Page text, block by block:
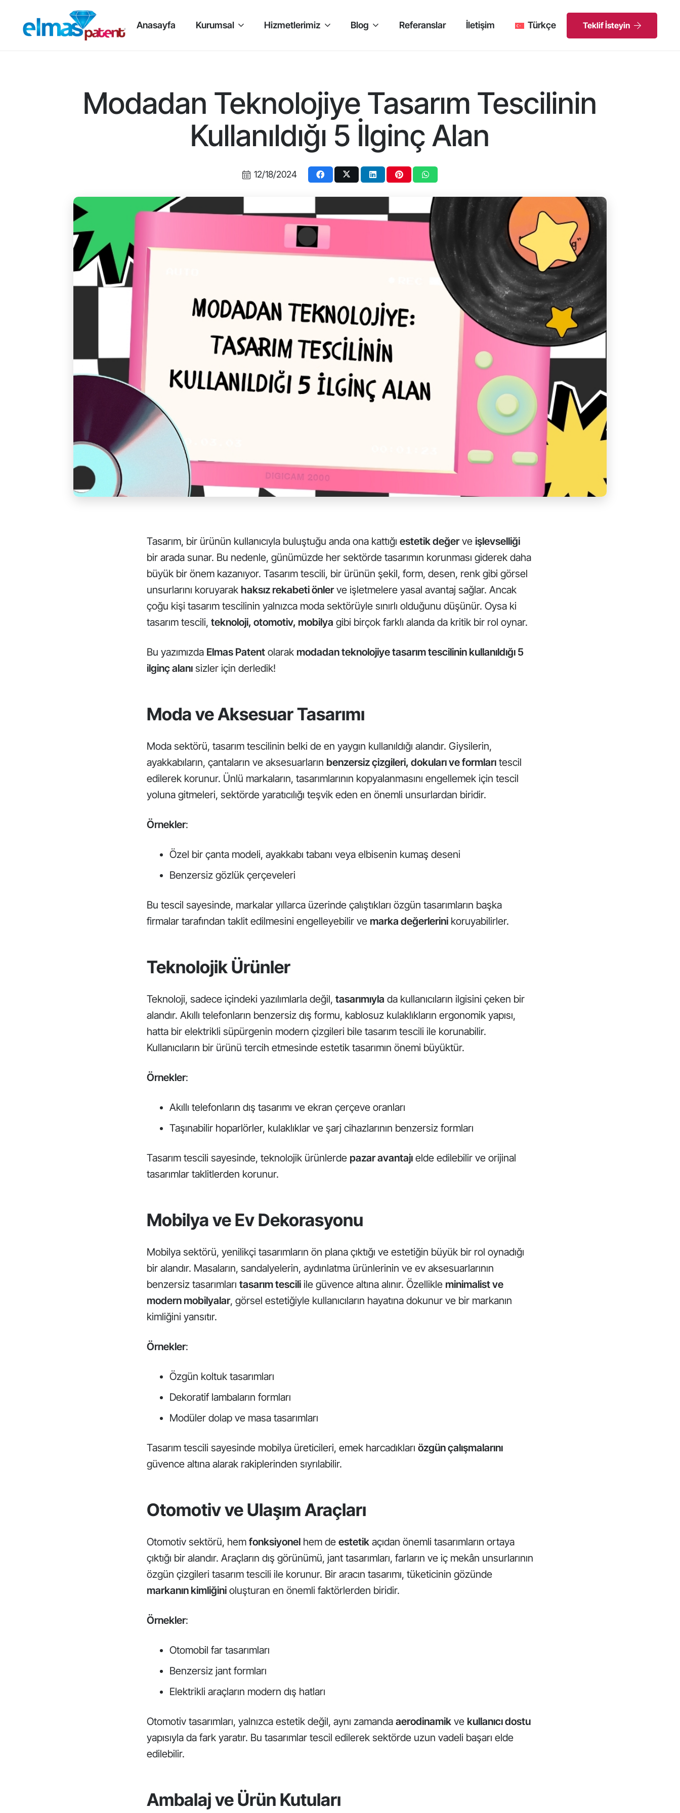
Anasayfa Kurumsal Hizmetlerimiz Blog Referanslar İletişim Türkçe Teklif İsteyin
Modadan Teknolojiye Tasarım Tescilinin
Kullanıldığı 5 İlginç Alan
12/18/2024
Tasarım, bir ürünün kullanıcıyla buluştuğu anda ona kattığı estetik değerve işlevselliği
bir arada sunar. Bu nedenle, günümüzde her sektörde tasarımın korunması giderek daha
büyük bir önem kazanıyor. Tasarım tescili, bir ürünün şekil, form, desen, renk gibi görsel
unsurlarını koruyarak haksız rekabeti önlerve işletmelere yasal avantaj sağlar. Ancak
çoğu kişi tasarım tescilinin yalnızca moda sektörüyle sınırlı olduğunu düşünür. Oysa ki
tasarım tescili, teknoloji, otomotiv, mobilya gibi birçok farklı alanda da kritik bir rol oynar.
Bu yazımızda Elmas Patent olarak modadan teknolojiye tasarım tescilinin kullanıldığı 5
ilginç alanı sizler için derledik!
Moda ve Aksesuar Tasarımı
Moda sektörü, tasarım tescilinin belki de en yaygın kullanıldığı alandır. Giysilerin,
ayakkabıların, çantaların ve aksesuarların benzersiz çizgileri, dokuları ve formları tescil
edilerek korunur. Ünlü markaların, tasarımlarının kopyalanmasını engellemek için tescil
yoluna gitmeleri, sektörde yaratıcılığı teşvik eden en önemli unsurlardan biridir.
Örnekler:
Özel bir çanta modeli, ayakkabı tabanı veya elbisenin kumaş deseni
Benzersiz gözlük çerçeveleri
Bu tescil sayesinde, markalar yıllarca üzerinde çalıştıkları özgün tasarımların başka
firmalar tarafından taklit edilmesini engelleyebilir ve marka değerlerini koruyabilirler.
Teknolojik Ürünler
Teknoloji, sadece içindeki yazılımlarla değil, tasarımıyla da kullanıcıların ilgisini çeken bir
alandır. Akıllı telefonların benzersiz dış formu, kablosuz kulaklıkların ergonomik yapısı,
hatta bir elektrikli süpürgenin modern çizgileri bile tasarım tescili ile korunabilir.
Kullanıcıların bir ürünü tercih etmesinde estetik tasarımın önemi büyüktür.
Örnekler:
Akıllı telefonların dış tasarımı ve ekran çerçeve oranları
Taşınabilir hoparlörler, kulaklıklar ve şarj cihazlarının benzersiz formları
Tasarım tescili sayesinde, teknolojik ürünlerde pazar avantajı elde edilebilir ve orijinal
tasarımlar taklitlerden korunur.
Mobilya ve Ev Dekorasyonu
Mobilya sektörü, yenilikçi tasarımların ön plana çıktığı ve estetiğin büyük bir rol oynadığı
bir alandır. Masaların, sandalyelerin, aydınlatma ürünlerinin ve ev aksesuarlarının
benzersiz tasarımları tasarım tescili ile güvence altına alınır. Özellikle minimalist ve
modern mobilyalar, görsel estetiğiyle kullanıcıların hayatına dokunur ve bir markanın
kimliğini yansıtır.
Örnekler:
Özgün koltuk tasarımları
Dekoratif lambaların formları
Modüler dolap ve masa tasarımları
Tasarım tescili sayesinde mobilya üreticileri, emek harcadıkları özgün çalışmalarını
güvence altına alarak rakiplerinden sıyrılabilir.
Otomotiv ve Ulaşım Araçları
Otomotiv sektörü, hem fonksiyonel hem de estetik açıdan önemli tasarımların ortaya
çıktığı bir alandır. Araçların dış görünümü, jant tasarımları, farların ve iç mekân unsurlarının
özgün çizgileri tasarım tescili ile korunur. Bir aracın tasarımı, tüketicinin gözünde
markanın kimliğini oluşturan en önemli faktörlerden biridir.
Örnekler:
Otomobil far tasarımları
Benzersiz jant formları
Elektrikli araçların modern dış hatları
Otomotiv tasarımları, yalnızca estetik değil, aynı zamanda aerodinamik ve kullanıcı dostu
yapısıyla da fark yaratır. Bu tasarımlar tescil edilerek sektörde uzun vadeli başarı elde
edilebilir.
Ambalaj ve Ürün Kutuları